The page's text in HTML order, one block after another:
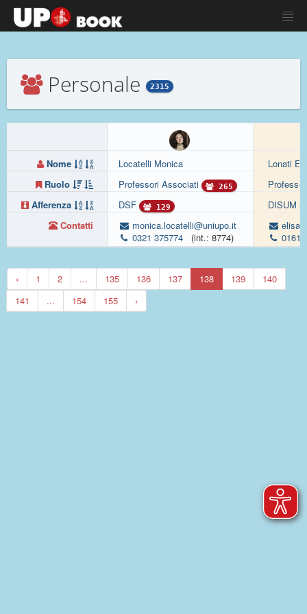
Personale 2315
Nome
Ruolo
Afferenza
Contatti
Locatelli Monica
Professori Associati
265
DSF 129
monica.locatelli@uniupo.it
0321 375774
(int.: 8774)
Lonati
DISUM
0161
‹ 1 2 ... 135 136 137 138 139
140
141
... 154 155 ›